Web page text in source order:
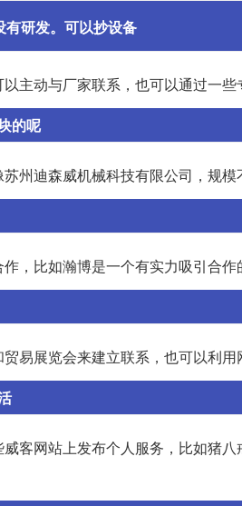
研发。可以抄设备
主动与厂家联系，也可以通过一些
的呢
州迪森威机械科技有限公司，规模
，比如瀚博是一个有实力吸引合作
易展览会来建立联系，也可以利用
客网站上发布个人服务，比如猪